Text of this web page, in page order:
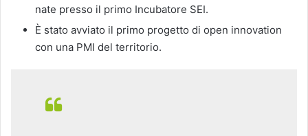
nate presso il primo Incubatore SEI.
È stato avviato il primo progetto di open innovation
con una PMI del territorio.